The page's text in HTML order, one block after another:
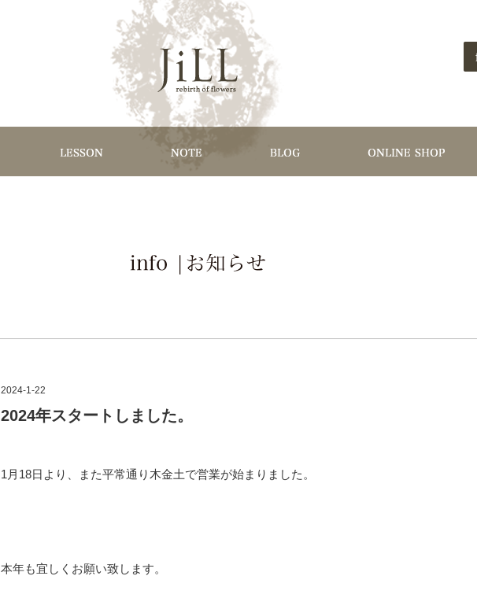
2024-1-22
2024年スタートしました。
1月18日より、また平常通り木金土で営業が始まりました。
本年も宜しくお願い致します。